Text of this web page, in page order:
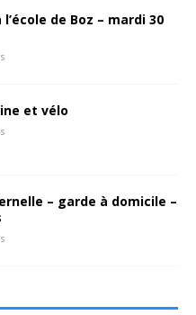
de Boz – mardi 30
et vélo
– garde à domicile –